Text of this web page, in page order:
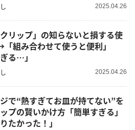
2025.04.26
クリップ」の知らないと損する使
組み合わせて使うと便利」
る…」
2025.04.26
で“熱すぎてお皿が持てない”を
プの賢いかけ方「簡単すぎる」
たかった！」